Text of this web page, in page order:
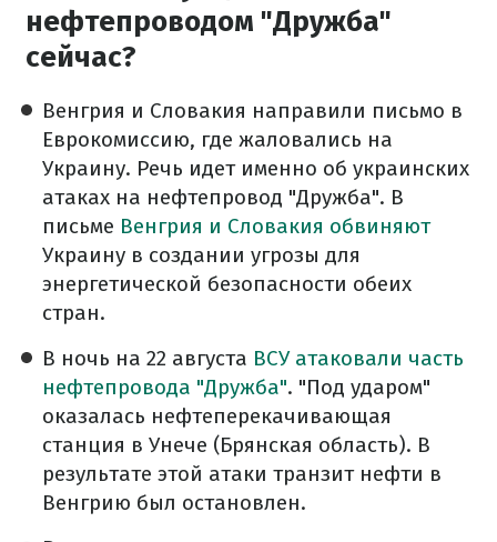
нефтепроводом "Дружба"
сейчас?
Венгрия и Словакия направили письмо в
Еврокомиссию, где жаловались на
Украину. Речь идет именно об украинских
атаках на нефтепровод "Дружба". В
письме Венгрия и Словакия обвиняют
Украину в создании угрозы для
энергетической безопасности обеих
стран.
В ночь на 22 августа ВСУ атаковали часть
нефтепровода "Дружба". "Под ударом"
оказалась нефтеперекачивающая
станция в Унече (Брянская область). В
результате этой атаки транзит нефти в
Венгрию был остановлен.